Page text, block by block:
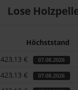
Lose
Höchststand
423,13 € 07.08.2026
423,13 € 07.08.2026